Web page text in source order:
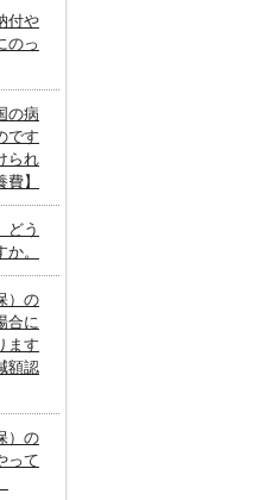
付や
のっ
の病
です
られ
】
どう
。
）の
合に
ます
額認
）の
って